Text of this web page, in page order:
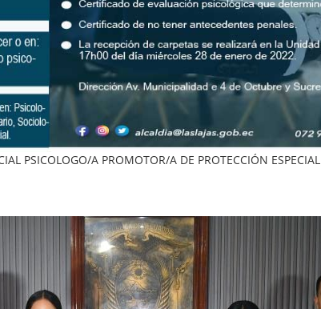
PSICOLOGO/A PROMOTOR/A DE PROTECCIÓN ESPECIAL